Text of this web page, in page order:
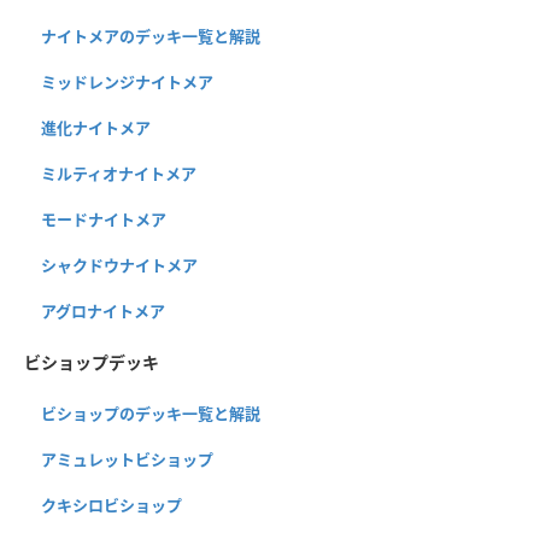
ナイトメアのデッキ一覧と解説
ミッドレンジナイトメア
進化ナイトメア
ミルティオナイトメア
モードナイトメア
シャクドウナイトメア
アグロナイトメア
ビショップデッキ
ビショップのデッキ一覧と解説
アミュレットビショップ
クキシロビショップ